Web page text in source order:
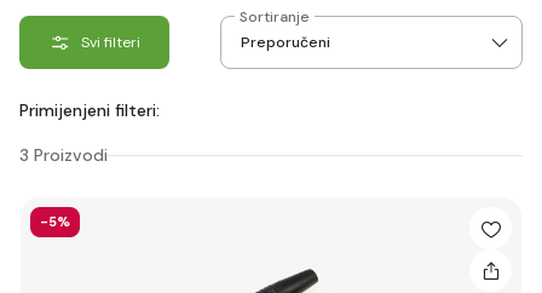
Svi filteri
Sortiranje
Primijenjeni filteri:
3 Proizvodi
-5%